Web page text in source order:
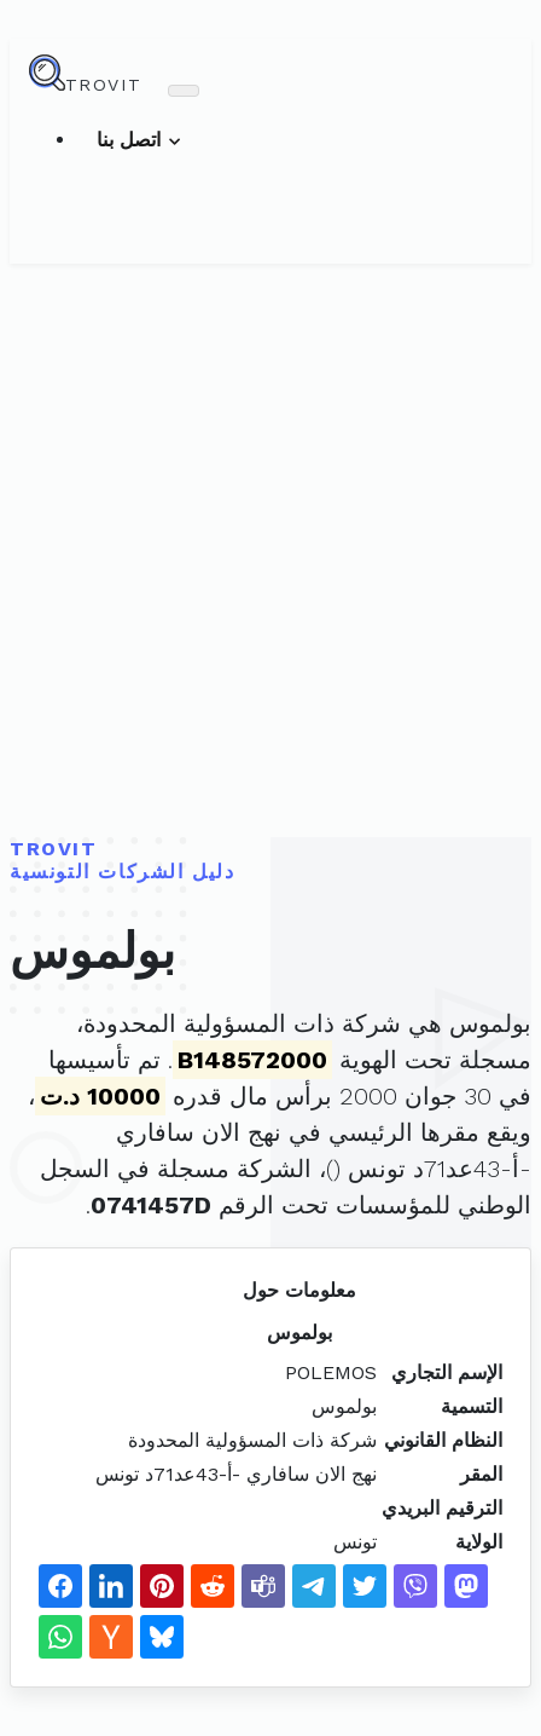
TROVIT
TROVIT
دليل الشركات التونسية
بولموس
بولموس هي شركة ذات المسؤولية المحدودة،
مسجلة تحت الهوية B148572000 . تم تأسيسها
في 30 جوان 2000 برأس مال قدره
10000 د.ت
،
ويقع مقرها الرئيسي في نهج الان سافاري
-أ-43عد71د تونس (
)، الشركة مسجلة في السجل
الوطني للمؤسسات تحت الرقم 0741457D
.
معلومات حول
بولموس
الإسم التجاري
POLEMOS
التسمية
بولموس
النظام القانوني شركة ذات المسؤولية المحدودة
المقر
نهج الان سافاري -أ-43عد71د تونس
الترقيم البريدي
الولاية
تونس